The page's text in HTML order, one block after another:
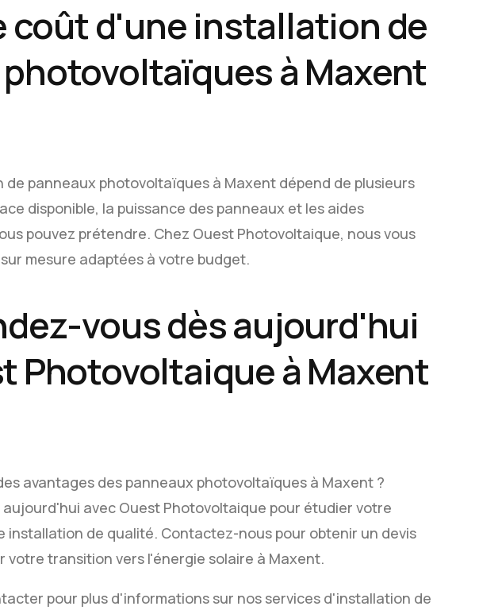
coût d'une installation de
à Maxent
de panneaux photovoltaïques à Maxent dépend de plusieurs
disponible, la puissance des panneaux et les aides
pouvez prétendre. Chez Ouest Photovoltaique, nous vous
mesure adaptées à votre budget.
vous dès aujourd'hui
Photovoltaique à Maxent
avantages des panneaux photovoltaïques à Maxent ?
avec Ouest Photovoltaique pour étudier votre
installation de qualité. Contactez-nous pour obtenir un devis
votre transition vers l'énergie solaire à Maxent.
pour plus d'informations sur nos services d'installation de